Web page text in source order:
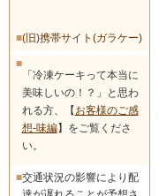
■(旧)携帯サイト(ガラケー)
■
「冷凍ケーキって本当に
美味しいの！？」と思わ
れる方、【 お客様のご感
想-味編】をご覧くださ
い。
■交通状況の影響により配